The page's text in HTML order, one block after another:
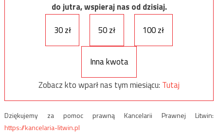
do jutra, wspieraj nas od dzisiaj.
30 zł
50 zł 100 zł
Inna kwota
Zobacz kto wparł nas tym miesiącu: Tutaj
Dziękujemy za pomoc prawną Kancelarii Prawnej Litwin:
https://kancelaria-litwin.pl